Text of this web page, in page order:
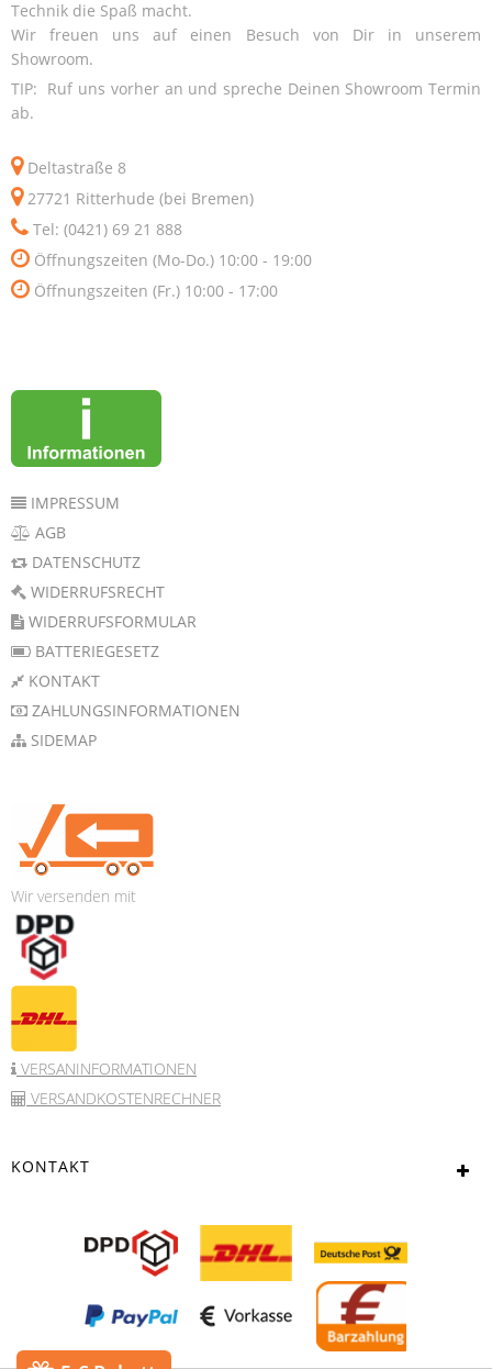
Technik die Spaß macht.
Wir freuen uns auf einen Besuch von Dir in unserem
Showroom.
TIP: Ruf uns vorher an und spreche Deinen Showroom Termin
ab.
Deltastraße 8
27721 Ritterhude (bei Bremen)
Tel: (0421) 69 21 888
Öffnungszeiten (Mo-Do.) 10:00 - 19:00
Öffnungszeiten (Fr.) 10:00 - 17:00
IMPRESSUM
AGB
DATENSCHUTZ
WIDERRUFSRECHT
WIDERRUFSFORMULAR
BATTERIEGESETZ
KONTAKT
ZAHLUNGSINFORMATIONEN
SIDEMAP
Wir versenden mit
VERSANINFORMATIONEN
VERSANDKOSTENRECHNER
KONTAKT